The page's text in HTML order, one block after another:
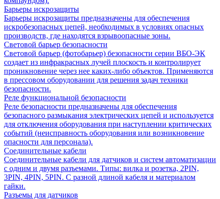
Барьеры искрозащиты
Барьеры искрозащиты предназначены для обеспечения
искробезопасных цепей, необходимых в условиях опасных
производств, где находятся взрывоопасные зоны.
Световой барьер безопасности
Световой барьер (фотобарьер) безопасности серии ВБО-ЭК
создает из инфракрасных лучей плоскость и контролирует
проникновение через нее каких-либо объектов. Применяются
в прессовом оборудовании для решения задач техники
безопасности.
Реле функциональной безопасности
Реле безопасности предназначены для обеспечения
безопасного размыкания электрических цепей и используется
для отключения оборудования при наступлении критических
событий (неисправность оборудования или возникновение
опасности для персонала).
Соединительные кабели
Соединительные кабели для датчиков и систем автоматизации
с одним и двумя разъемами. Типы: вилка и розетка, 2PIN,
3PIN, 4PIN, 5PIN. С разной длиной кабеля и материалом
гайки.
Разъемы для датчиков